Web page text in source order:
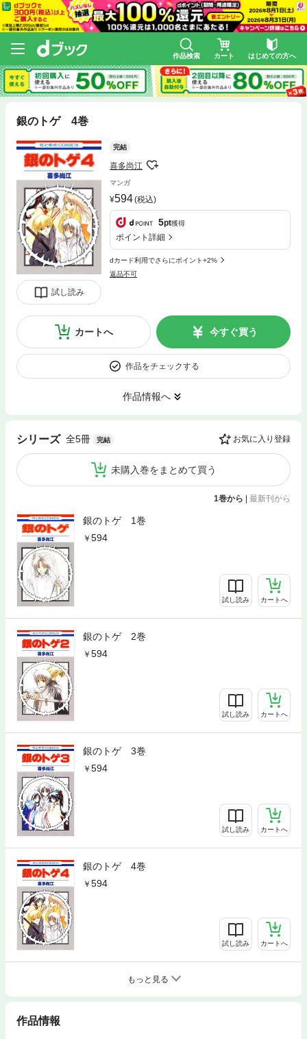
作品検索 カート はじめての方へ
銀のトゲ 4巻
試し読み
完結
喜多尚江
マンガ
594(税込)
5pt獲得
ポイント詳細
dカード利用でさらにポイント+2%
返品不可
カートへ 今すぐ買う
作品をチェックする
作品情報へ
シリーズ 全5冊 完結 お気に入り登録
未購入巻をまとめて買う
1巻から 最新刊から
銀のトゲ 1巻
594
試し読み カートへ
銀のトゲ 2巻
594
試し読み カートへ
銀のトゲ 3巻
594
試し読み カートへ
銀のトゲ 4巻
594
試し読み カートへ
もっと見る
作品情報